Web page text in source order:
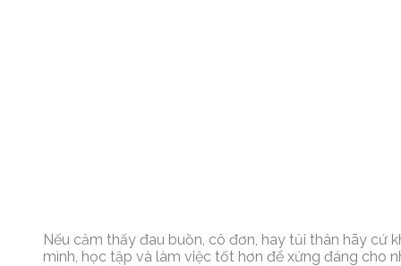
Nếu cảm thấy đau buồn, cô đơn, hay tủi thân hãy cứ
mình, học tập và làm việc tốt hơn để xứng đáng cho